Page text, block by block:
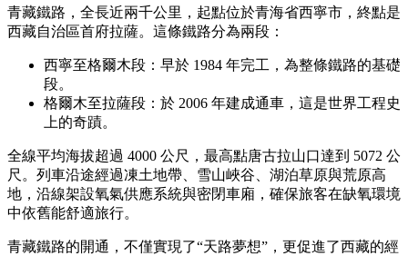
青藏鐵路，全長近兩千公里，起點位於青海省西寧市，終點是
西藏自治區首府拉薩。這條鐵路分為兩段：
西寧至格爾木段：早於 1984 年完工，為整條鐵路的基礎
段。
格爾木至拉薩段：於 2006 年建成通車，這是世界工程史
上的奇蹟。
全線平均海拔超過 4000 公尺，最高點唐古拉山口達到 5072 公
尺。列車沿途經過凍土地帶、雪山峽谷、湖泊草原與荒原高
地，沿線架設氧氣供應系統與密閉車廂，確保旅客在缺氧環境
中依舊能舒適旅行。
青藏鐵路的開通，不僅實現了“天路夢想”，更促進了西藏的經